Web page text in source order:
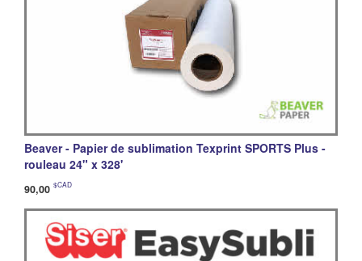
Beaver - Papier de sublimation Texprint SPORTS Plus -
rouleau 24" x 328'
90,00 $CAD